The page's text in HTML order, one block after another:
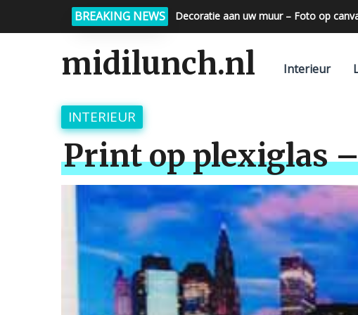
BREAKING NEWS Decoratie aan uw muur – Foto op
midilunch.nl Interieur
INTERIEUR
Print op plexiglas